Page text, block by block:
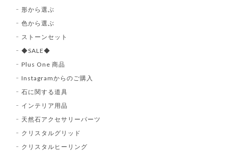
形から選ぶ
色から選ぶ
ストーンセット
◆SALE◆
Plus One 商品
Instagramからのご購入
石に関する道具
インテリア用品
天然石アクセサリーパーツ
クリスタルグリッド
クリスタルヒーリング